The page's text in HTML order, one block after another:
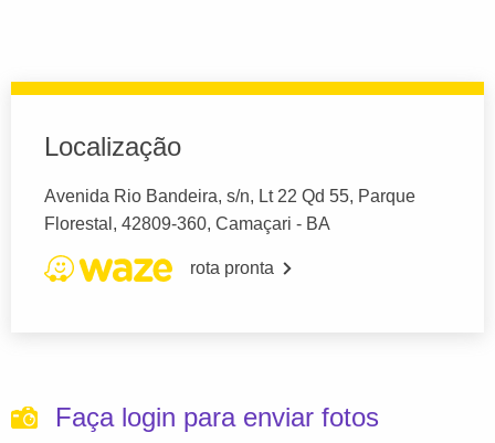
Localização
Avenida Rio Bandeira, s/n, Lt 22 Qd 55, Parque
Florestal, 42809-360, Camaçari - BA
rota pronta
Faça login para enviar fotos